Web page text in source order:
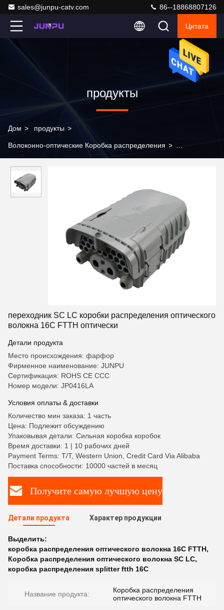
sales@junpu-catv.com 86--18868807126
Цитата
продукты
Дом > продукты >
Волоконно-оптические Коробка распределения >
волокна 16C FTTH оптически
переходник SC LC коробки распределения оптического
волокна 16C FTTH оптически
Детали продукта
Место происхождения: фарфор
Фирменное наименование: JUNPU
Сертификация: ROHS CE CCC
Номер модели: JP0416LA
Условия оплаты & доставки
Количество мин заказа: 1 часть
Цена: Подлежит обсуждению
Упаковывая детали: Сильная коробка коробок
Время доставки: 1 | 10 рабочих дней
Payment Terms: T/T, Western Union, Credit Card Via Alibaba
Поставка способности: 10000 частей в месяц
Получите самую лучшую цену
Детали продукта Характер продукции
Выделить:
коробка распределения оптического волокна 16C FTTH,
Коробка распределения оптического волокна SC LC,
коробка распределения splitter ftth 16C
Название продукта:
Коробка распределения
оптического волокна FTTH